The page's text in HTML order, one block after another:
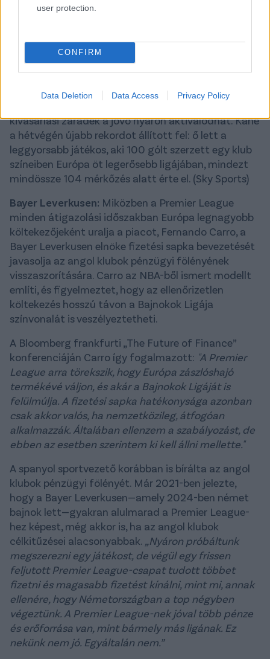
user protection.
CONFIRM
Data Deletion Data Access Privacy Policy
NÉMETORSZÁG
Eberl utalt rá, hogy Harry Kane hamarosan
szerződés-hosszabbításról tárgyalhat a klubbal. A
32 éves angol csatárnak még két éve van hátra a
bajorokkal kötött kontraktusából, miközben arról
kivásárlási záradék a jövő nyáron aktiválódhat. Kane
a hétvégén újabb rekordot állított fel: ő lett a
leggyorsabb játékos, aki 100 gólt szerzett egy klub
színeiben Európa öt legerősebb ligájában, mindezt
mindössze 104 mérkőzés alatt érte el. (Sky Sports)
Bayer Leverkusen: Miközben a Premier League
minden átigazolási időszakban Európa legnagyobb
költekezőjeként uralja a piacot, Fernando Carro, a
Bayer Leverkusen elnöke fizetési sapka bevezetését
javasolja az angol klubok pénzügyi fölényének
visszaszorítására. Carro az NBA-ből ismert modellt
említi, és figyelmeztet, hogy az ellenőrizetlen
költekezés hosszú távon a Bajnokok Ligája
színvonalát is veszélyeztetheti.
A Bloomberg frankfurti „The Future of Finance”
konferenciáján Carro így fogalmazott: "A Premier
League arra törekszik, hogy Európa zászlóshajó
termékévé váljon, és akár a Bajnokok Ligáját is
felülmúlja. A fizetési sapka hatékonysága azonban
csak akkor valós, ha nemzetközileg, átfogóan
alkalmazzák. Általában ellenzem a szabályozást, de
ebben az esetben szerintem ki kell állni mellette."
A spanyol sportvezető korábban is bírálta az angol
klubok pénzügyi fölényét. Már 2021-ben jelezte,
hogy a Bayer Leverkusen—amely 2024-ben német
bajnok lett—gyakran alulmarad a Premier League-
hez képest, még akkor is, ha az angol klubok
célkitűzései alacsonyabbak. „Nyáron próbáltunk
megszerezni egy játékost, de végül egy frissen
feljutott Premier League-csapat tudott többet
fizetni és magasabb fizetést kínálni, mint mi, annak
ellenére, hogy Németországban a top négyben
végeztünk. A Premier League-nek jóval több pénze
és erőforrása van, mint bármely más ligának. Ez
nekünk nem jó. Egyáltalán nem.”